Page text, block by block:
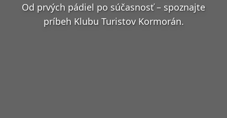
Od prvých pádiel po súčasnosť – spoznajte
príbeh Klubu Turistov Kormorán.